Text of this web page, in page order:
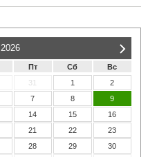
2026
Пт Сб
Вс
31 1
2
7 8
9
14 15
16
21 22
23
28 29
30